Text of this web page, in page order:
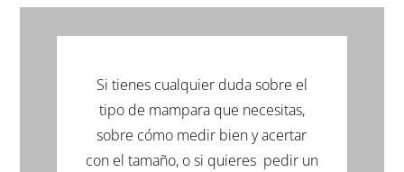
Si tienes cualquier duda sobre el
tipo de mampara que necesitas,
sobre cómo medir bien y acertar
con el tamaño, o si quieres pedir un